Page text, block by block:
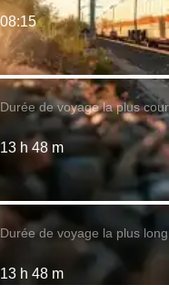
Durée de voyage la plus
13 h 48 m
08:15
Durée de voyage la plus
13 h 48 m